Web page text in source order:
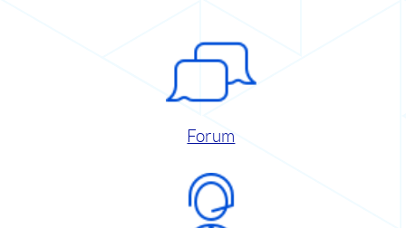
Forum